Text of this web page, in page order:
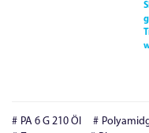
PA 6 G 210 Öl